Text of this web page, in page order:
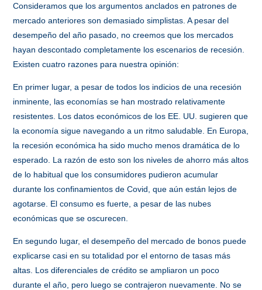
Consideramos que los argumentos anclados en patrones de
mercado anteriores son demasiado simplistas. A pesar del
desempeño del año pasado, no creemos que los mercados
hayan descontado completamente los escenarios de recesión.
Existen cuatro razones para nuestra opinión:
En primer lugar, a pesar de todos los indicios de una recesión
inminente, las economías se han mostrado relativamente
resistentes. Los datos económicos de los EE. UU. sugieren que
la economía sigue navegando a un ritmo saludable. En Europa,
la recesión económica ha sido mucho menos dramática de lo
esperado. La razón de esto son los niveles de ahorro más altos
de lo habitual que los consumidores pudieron acumular
durante los confinamientos de Covid, que aún están lejos de
agotarse. El consumo es fuerte, a pesar de las nubes
económicas que se oscurecen.
En segundo lugar, el desempeño del mercado de bonos puede
explicarse casi en su totalidad por el entorno de tasas más
altas. Los diferenciales de crédito se ampliaron un poco
durante el año, pero luego se contrajeron nuevamente. No se